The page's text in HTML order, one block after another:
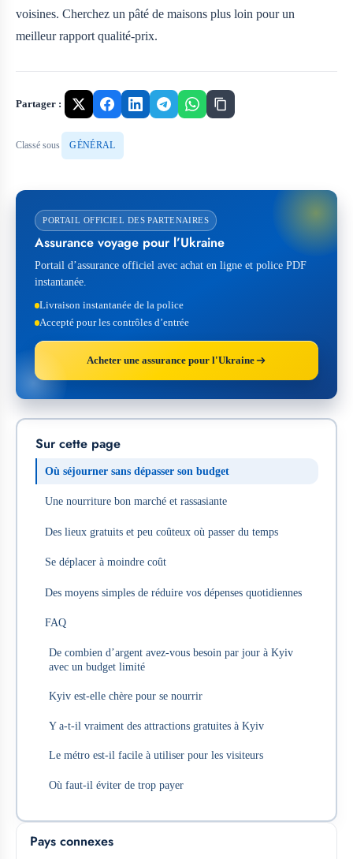
voisines. Cherchez un pâté de maisons plus loin pour un
meilleur rapport qualité-prix.
Partager :
Classé sous GÉNÉRAL
PORTAIL OFFICIEL DES PARTENAIRES
Assurance voyage pour l’Ukraine
Portail d’assurance officiel avec achat en ligne et police PDF
instantanée.
Livraison instantanée de la police
Accepté pour les contrôles d’entrée
Acheter une assurance pour l'Ukraine
Sur cette page
Où séjourner sans dépasser son budget
Une nourriture bon marché et rassasiante
Des lieux gratuits et peu coûteux où passer du temps
Se déplacer à moindre coût
Des moyens simples de réduire vos dépenses quotidiennes
FAQ
De combien d’argent avez-vous besoin par jour à Kyiv
avec un budget limité
Kyiv est-elle chère pour se nourrir
Y a-t-il vraiment des attractions gratuites à Kyiv
Le métro est-il facile à utiliser pour les visiteurs
Où faut-il éviter de trop payer
Pays connexes